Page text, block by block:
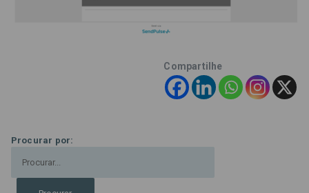
Compartilhe
Procurar por: